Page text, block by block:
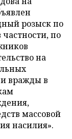
розыск по
по
на
и вражды в
массовой
насилия».